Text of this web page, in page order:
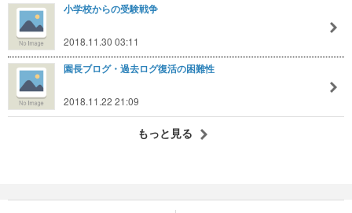
小学校からの受験戦争
2018.11.30 03:11
園長ブログ・過去ログ復活の困難性
2018.11.22 21:09
もっと見る